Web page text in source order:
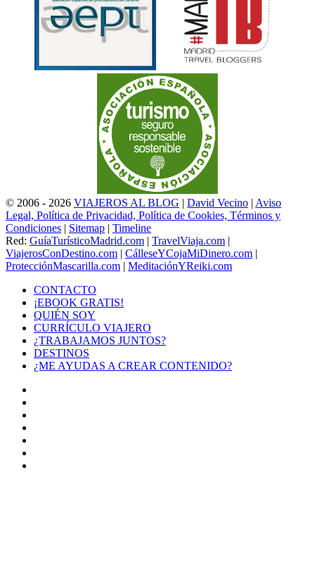
© 2006 - 2026 VIAJEROS AL BLOG | David Vecino | Aviso
Legal, Política de Privacidad, Política de Cookies, Términos y
Condiciones | Sitemap | Timeline
Red: GuíaTurísticoMadrid.com | TravelViaja.com |
ViajerosConDestino.com | CálleseYCojaMiDinero.com |
ProtecciónMascarilla.com | MeditaciónYReiki.com
CONTACTO
¡EBOOK GRATIS!
QUIÉN SOY
CURRÍCULO VIAJERO
¿TRABAJAMOS JUNTOS?
DESTINOS
¿ME AYUDAS A CREAR CONTENIDO?